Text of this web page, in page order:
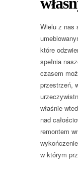
Wielu z nas
które
spełnia
czasem
przestrzeń,
właśnie
nad
remontem
w którym